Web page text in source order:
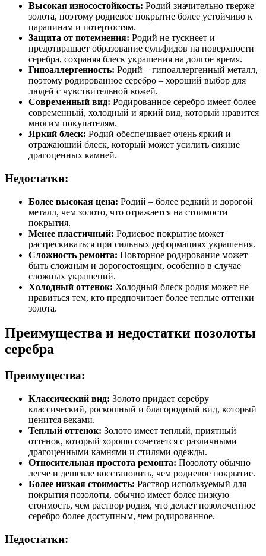
Высокая износостойкость: Родий значительно тверже
золота, поэтому родиевое покрытие более устойчиво к
царапинам и потертостям.
Защита от потемнения: Родий не тускнеет и
предотвращает образование сульфидов на поверхности
серебра, сохраняя блеск украшения на долгое время.
Гипоаллергенность: Родий – гипоаллергенный металл,
поэтому родированное серебро – хороший выбор для
людей с чувствительной кожей.
Современный вид: Родированное серебро имеет более
современный, холодный и яркий вид, который нравится
многим покупателям.
Яркий блеск: Родий обеспечивает очень яркий и
отражающий блеск, который может усилить сияние
драгоценных камней.
Недостатки:
Более высокая цена: Родий – более редкий и дорогой
металл, чем золото, что отражается на стоимости
покрытия.
Менее пластичный: Родиевое покрытие может
растрескиваться при сильных деформациях украшения.
Сложность ремонта: Повторное родирование может
быть сложным и дорогостоящим, особенно в случае
сложных украшений.
Холодный оттенок: Холодный блеск родия может не
нравиться тем, кто предпочитает более теплые оттенки
золота.
Преимущества и недостатки позолоты
серебра
Преимущества:
Классический вид: Золото придает серебру
классический, роскошный и благородный вид, который
ценится веками.
Теплый оттенок: Золото имеет теплый, приятный
оттенок, который хорошо сочетается с различными
драгоценными камнями и стилями одежды.
Относительная простота ремонта: Позолоту обычно
легче и дешевле восстановить, чем родиевое покрытие.
Более низкая стоимость: Раствор используемый для
покрытия позолоты, обычно имеет более низкую
стоимость, чем раствор родия, что делает позолоченное
серебро более доступным, чем родированное.
Недостатки: